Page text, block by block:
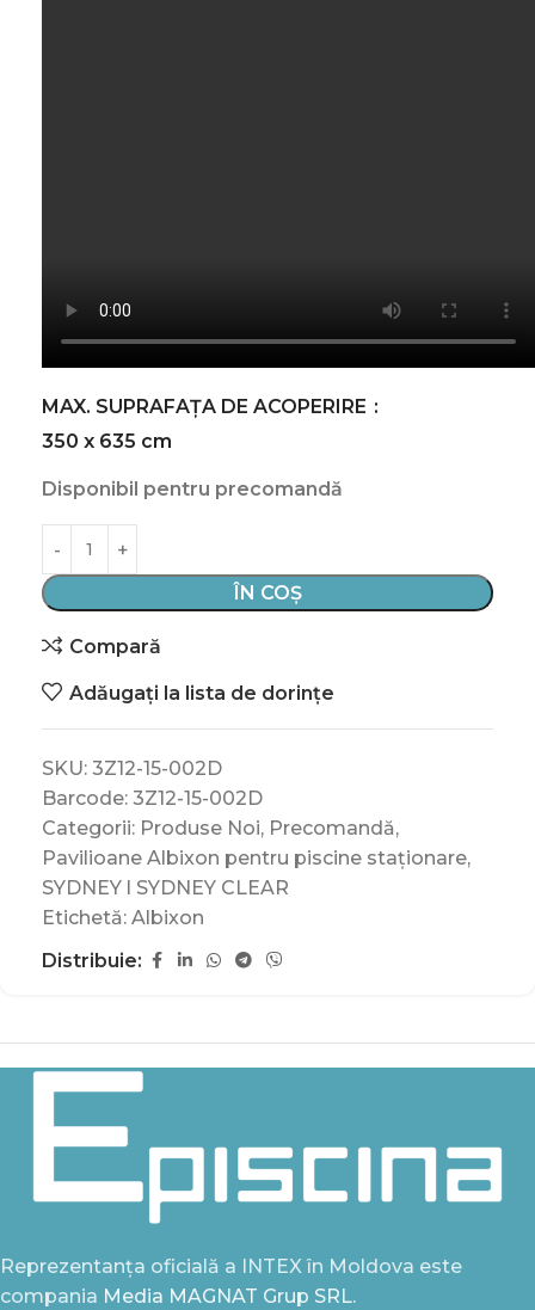
MAX. SUPRAFAȚA DE ACOPERIRE
350 x 635 cm
Disponibil pentru precomandă
ÎN COȘ
Compară
Adăugați la lista de dorințe
SKU: 3Z12-15-002D
Barcode: 3Z12-15-002D
Categorii: Produse Noi, Precomandă,
Pavilioane Albixon pentru piscine staționare,
SYDNEY l SYDNEY CLEAR
Etichetă: Albixon
Distribuie:
Reprezentanța oficială a INTEX în Moldova este
compania Media MAGNAT Grup SRL.